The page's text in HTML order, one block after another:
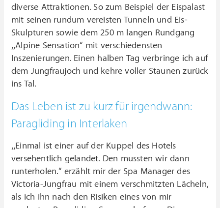
diverse Attraktionen. So zum Beispiel der Eispalast
mit seinen rundum vereisten Tunneln und Eis-
Skulpturen sowie dem 250 m langen Rundgang
„Alpine Sensation“ mit verschiedensten
Inszenierungen. Einen halben Tag verbringe ich auf
dem Jungfraujoch und kehre voller Staunen zurück
ins Tal.
Das Leben ist zu kurz für irgendwann:
Paragliding in Interlaken
„Einmal ist einer auf der Kuppel des Hotels
versehentlich gelandet. Den mussten wir dann
runterholen.“ erzählt mir der Spa Manager des
Victoria-Jungfrau mit einem verschmitzten Lächeln,
als ich ihn nach den Risiken eines von mir